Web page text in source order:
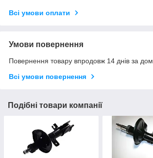
Всі умови оплати
Умови повернення
Повернення товару впродовж 14 днів за
Всі умови повернення
Подібні товари компанії